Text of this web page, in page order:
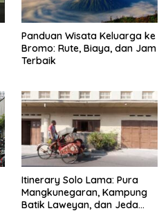
Panduan Wisata Keluarga ke
Bromo: Rute, Biaya, dan Jam
Terbaik
Itinerary Solo Lama: Pura
Mangkunegaran, Kampung
Batik Laweyan, dan Jeda